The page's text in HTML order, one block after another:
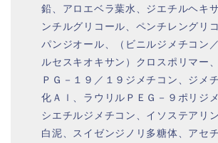
鉛、アロエベラ葉水、ジエチルヘキ
ンチルグリコール、ペンチレングリ
パンジオール、（ビニルジメチコン
ルセスキオキサン）クロスポリマー
ＰＧ－１９／１９ジメチコン、ジメ
化Ａｌ、ラウリルＰＥＧ－９ポリジ
シエチルジメチコン、イソステアリ
白泥、スイゼンジノリ多糖体、アセ